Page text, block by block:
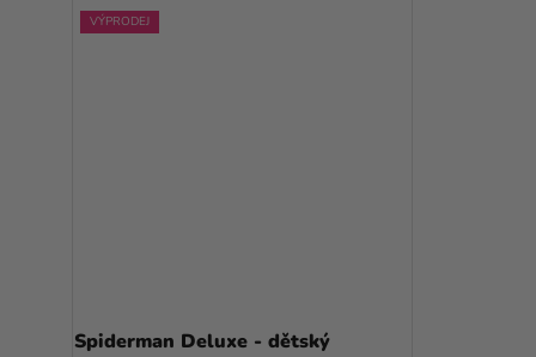
VÝPRODEJ
Spiderman Deluxe - dětský